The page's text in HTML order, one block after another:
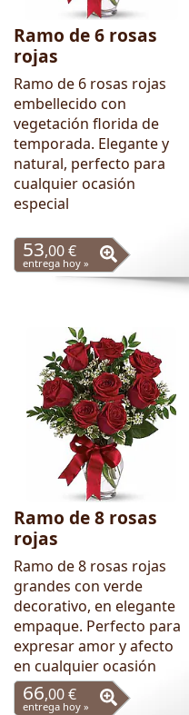
Ramo de 6 rosas
rojas
Ramo de 6 rosas rojas
embellecido con
vegetación florida de
temporada. Elegante y
natural, perfecto para
cualquier ocasión
especial
53,00 €
entrega hoy »
Ramo de 8 rosas
rojas
Ramo de 8 rosas rojas
grandes con verde
decorativo, en elegante
empaque. Perfecto para
expresar amor y afecto
en cualquier ocasión
66,00 €
entrega hoy »